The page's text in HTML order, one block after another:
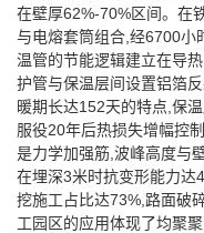
在壁厚62%-70%区间。在
与电熔套筒组合,经6700小
温管的节能逻辑建立在导
护管与保温层间设置铝箔
暖期长达152天的特点,保
服役20年后热损失增幅控
是力学加强筋,波峰高度与
在埋深3米时抗变形能力达
挖施工占比达73%,路面破
工园区的应用体现了均聚